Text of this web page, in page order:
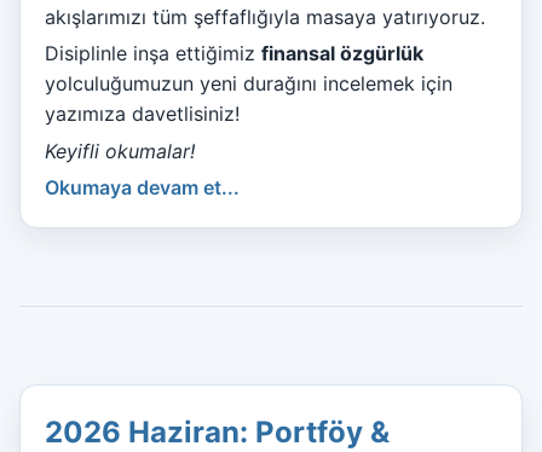
akışlarımızı tüm şeffaflığıyla masaya yatırıyoruz.
Disiplinle inşa ettiğimiz finansal özgürlük
yolculuğumuzun yeni durağını incelemek için
yazımıza davetlisiniz!
Keyifli okumalar!
Okumaya devam et...
2026 Haziran: Portföy &